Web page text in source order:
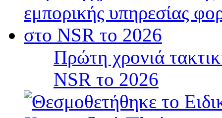
Πρώτη χρονιά
NSR το 2026